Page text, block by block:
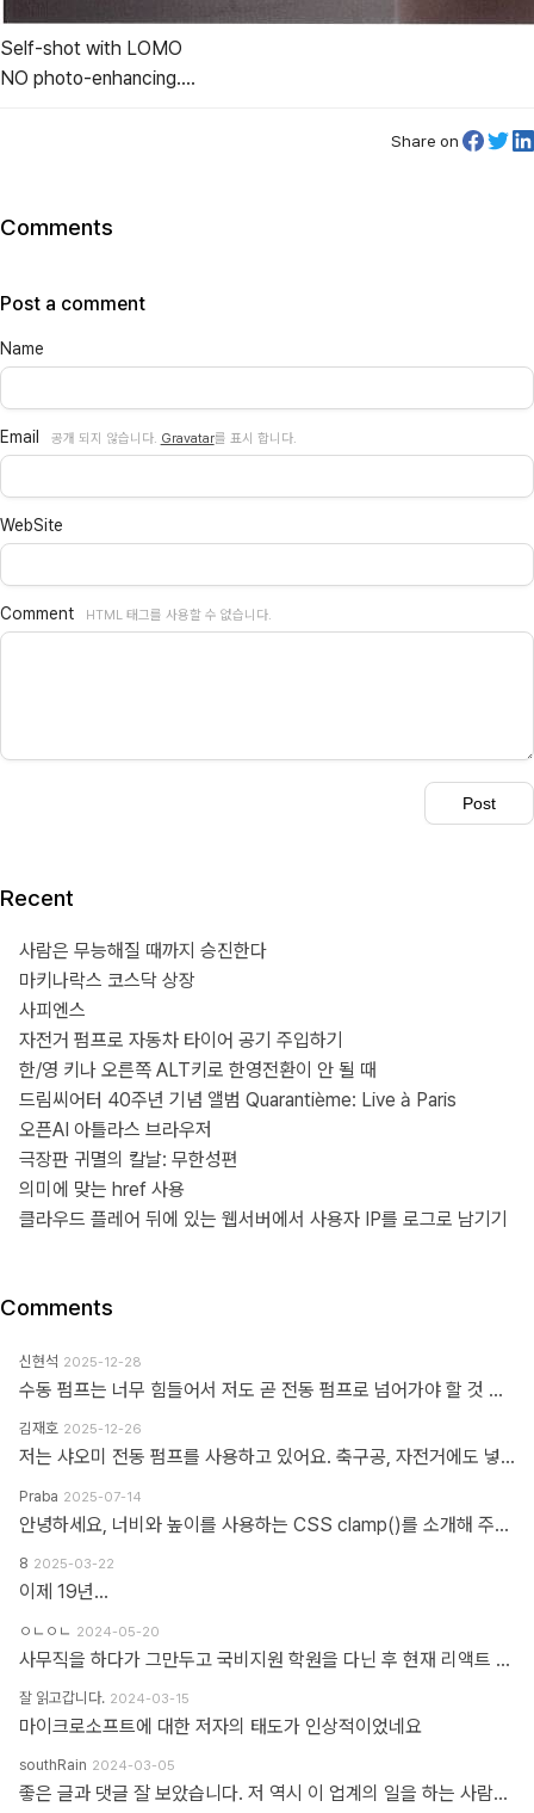
Self-shot with LOMO
NO photo-enhancing....
Share on
Comments
Post a comment
Name
Email 공개 되지 않습니다. Gravatar를 표시 합니다.
WebSite
Comment HTML 태그를 사용할 수 없습니다.
Recent
사람은 무능해질 때까지 승진한다
마키나락스 코스닥 상장
사피엔스
자전거 펌프로 자동차 타이어 공기 주입하기
한/영 키나 오른쪽 ALT키로 한영전환이 안 될 때
드림씨어터 40주년 기념 앨범 Quarantième: Live à Paris
오픈AI 아틀라스 브라우저
극장판 귀멸의 칼날: 무한성편
의미에 맞는 href 사용
클라우드 플레어 뒤에 있는 웹서버에서 사용자 IP를 로그로 남기기
Comments
신현석 2025-12-28
수동 펌프는 너무 힘들어서 저도 곧 전동 펌프로 넘어가야 할 것 같네요.
김재호 2025-12-26
저는 샤오미 전동 펌프를 사용하고 있어요. 축구공, 자전거에도 넣을 수 있고 자동차 바퀴에도 넣을 수 있어요. 아주 만족스럽습니다.
Praba 2025-07-14
안녕하세요, 너비와 높이를 사용하는 CSS clamp()를 소개해 주셔서 감사합니다. 작업 부담을 최소화하기 위해 calc(), min, max 등 언급하신 모든 기능을 갖춘 도구를 개발했습니다. https://clampgenerator.com/tools/layout-spacing-size/?property=width 에서 확인해 보세요. 즐거운 코딩 되세요.
8 2025-03-22
이제 19년...
ㅇㄴㅇㄴ 2024-05-20
사무직을 하다가 그만두고 국비지원 학원을 다닌 후 현재 리액트 개발자로 일하고 있습니다 다행인지 불행인지(?) 컴퓨터 학원을 간게 아니라 디자인 학원을 가게 되었고 그곳에서는 퍼블리셔와 프론트엔드 개발자의 용어를 혼동해서 사용하였습니다 즉 저는 한동한 "HTML 마크업 + 스타일링 + 약간의 이벤트" 오로지 "사용자가 보고 있는 부분"만 다루는 작업이 "프론트엔드 개발"로 알고 있었습니다 ============> 우리가 흔히 퍼블리셔라고 불리는 영역입니다 하지만 학습할수록 사용자 영역과 소위 백엔드라고 불리는 영역과의 호환이 필요하다는 것을 알게 되었고 그때부터 지금까지 배웠던것과 전혀 다른 역할과 기능들을 학습하게 되었습니다 즉 자바스크립트도 event와 document 부분이 아닌 배열과 객체를 편집하는 것을 배워야 하고 API를 호출해 어떻게 사용자 영역으로 가져와야 하는가 등등 기존 퍼블리셔 역할군과 전혀 다른 것들을 다루게 되었습니다 ============> 이것이 프론트엔드 영역입니다 제가 두 가지 길을 모두 걸어본 바 프론트엔드 개발은 퍼블리셔의 완벽한 상위 호환이고 추구하는 목적도, 기술도 완전히 다릅니다 처음부터 다른 길을 가야하고 생각의 구조도 다르게 가야합니다 그런 의미에서 처음에 퍼블리셔라는 말이 처음에는 편가르기 하는것처럼 싫었지만 지금은 명확하게 길을 제시한다는 관점에서 좋다는 생각을 해봅니다
잘 읽고갑니다. 2024-03-15
마이크로소프트에 대한 저자의 태도가 인상적이었네요
southRain 2024-03-05
좋은 글과 댓글 잘 보았습니다. 저 역시 이 업계의 일을 하는 사람으로써 '웹퍼블리셔' 라는 단어를 만드신 분을 이제 알았네요. 해당 용어를 만들어주셔서 감사합니다. 그 덕에 제 업무에 대한 명확한 기준을 세울 수 있었습니다. 전 이제껏 '웹퍼블리셔' 라는 직무에 부끄러운 적 없었습니다. '웹 퍼블리셔' 라는 직무를 부끄러워 하는 건, 본인이 해당 업무를 제대로 이해하지 못하고 잘 수행하지 못하기 때문이라고 생각해요. 해외와 국내의 개발업무 포지션에 대한 단어가 다를 뿐인데, 유독 국내 개발자들 중에는 굳이 급을 나누는 분들이 많더라구요. 근데 그렇게 급을 나누는 만큼 기본이 되어있는지 의심스러울 때도 많았습니다. 퍼블리셔와 상의없이 css framework 로 화면 대충 만들다가... 디자이너 요청 대로 화면 수정 못하고 대뜸 찾아와서는 수정해달라고 하는 적도 많았고... 만들어 준 화면도 자기 맘대로 이것저것 손대다가 오히려 화면 다 틀어지는 경우도 많이 봤습니다. 이런 걸 보면 오히려 '프론트엔드 개발자' 라고 본인을 지칭하는 분들이 해외와 전혀 다른 개념으로 이해하고 있는 게 아닌가 라는 생각도 들었습니다. 이제는 면역이 되서... 그런 분들 만나면 '그러려니...' 하고 말지만요. ㅎㅎ 각자가 맡은 업무가 있는 거고, 각자의 업무를 서로 존중하는 환경이 필요하다고 생각합니다. 그리고 각자의 자리에서 본인 업무를 충실하면 되지 않을까 싶습니다.